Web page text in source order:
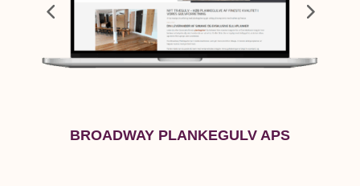
BROADWAY PLANKEGULV APS